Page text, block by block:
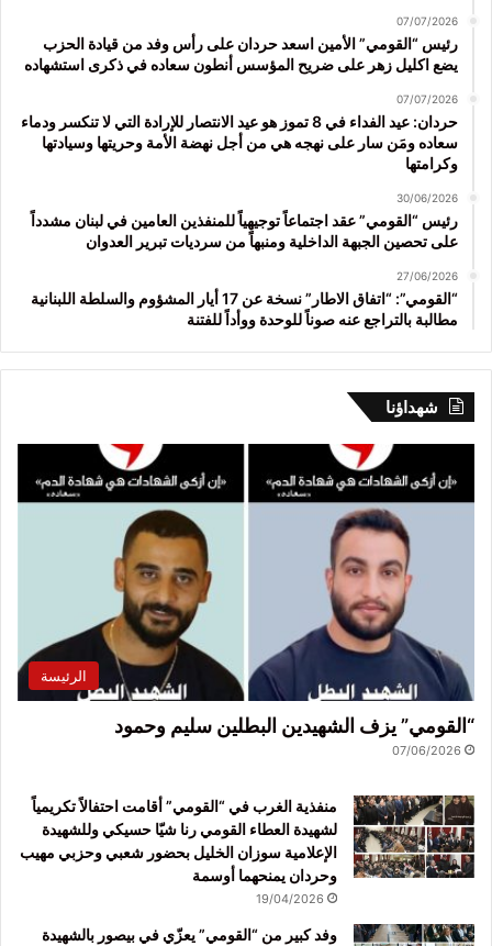
07/07/2026
رئيس “القومي” الأمين اسعد حردان على رأس وفد من قيادة الحزب
يضع اكليل زهر على ضريح المؤسس أنطون سعاده في ذكرى استشهاده
07/07/2026
حردان: عيد الفداء في 8 تموز هو عيد الانتصار للإرادة التي لا تنكسر ودماء
سعاده ومَن سار على نهجه هي من أجل نهضة الأمة وحريتها وسيادتها
وكرامتها
30/06/2026
رئيس “القومي” عقد اجتماعاً توجيهياً للمنفذين العامين في لبنان مشدداً
على تحصين الجبهة الداخلية ومنبهاً من سرديات تبرير العدوان
27/06/2026
“القومي”: “اتفاق الاطار” نسخة عن 17 أيار المشؤوم والسلطة اللبنانية
مطالبة بالتراجع عنه صوناً للوحدة ووأداً للفتنة
شهداؤنا
الرئيسة
“القومي” يزف الشهيدين البطلين سليم وحمود
07/06/2026
منفذية الغرب في “القومي” أقامت احتفالاً تكريمياً
لشهيدة العطاء القومي رنا شيّا حسيكي وللشهيدة
الإعلامية سوزان الخليل بحضور شعبي وحزبي مهيب
وحردان يمنحهما أوسمة
19/04/2026
وفد كبير من “القومي” يعزّي في بيصور بالشهيدة